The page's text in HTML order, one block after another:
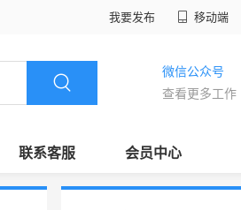
我要发布 移动端
微信公众号
查看更多工作
联系客服 会员中心